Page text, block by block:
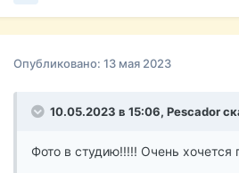
Опубликовано: 13 мая 2023
10.05.2023 в 15:06, Pescador
Фото в студию!!!!! Очень